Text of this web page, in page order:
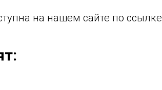
на нашем сайте по ссылке